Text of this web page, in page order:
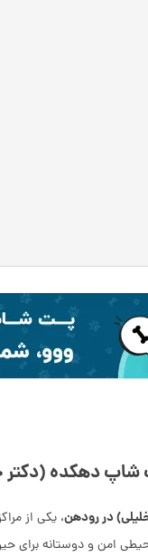
شاپ دهکده
در رودهن، یکی از
امن و دوستانه برای